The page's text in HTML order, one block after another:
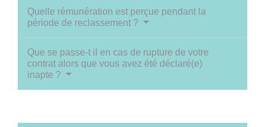
Quelle rémunération est perçue pendant la
période de reclassement ?
Que se passe-t il en cas de rupture de votre
contrat alors que vous avez été déclaré(e)
inapte ?